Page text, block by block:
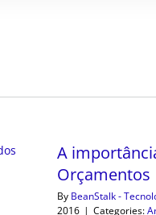
A
Orçamentos
By BeanStalk -
2016 | Categories: